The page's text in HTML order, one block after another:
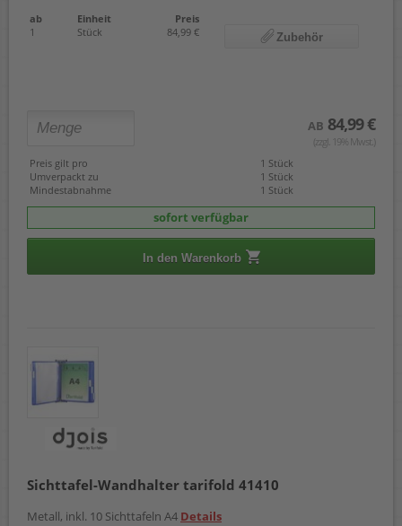
ab Einheit
Preis
1
Stück 84,99 € Zubehör
AB 84,99 €
(zzgl. 19% Mwst.)
Preis gilt pro
1 Stück
Umverpackt zu
1 Stück
Mindestabnahme
1 Stück
sofort verfügbar
In den Warenkorb
Sichttafel-Wandhalter tarifold 41410
Metall, inkl. 10 Sichttafeln A4 Details